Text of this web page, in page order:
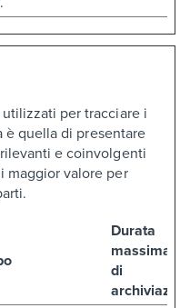
per tracciare i
è quella di presentare
e coinvolgenti
maggior valore per
Durata
massima
di